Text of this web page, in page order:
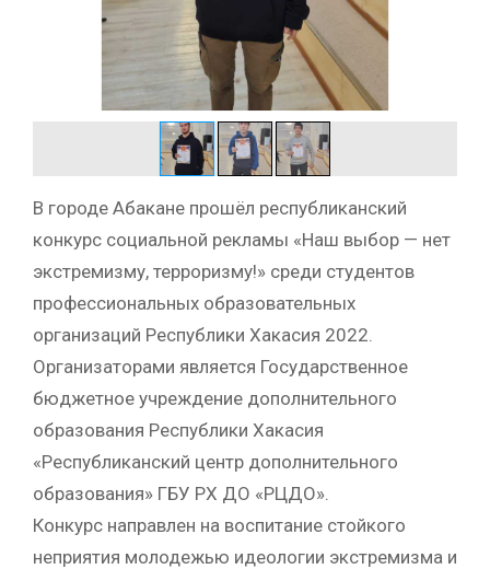
В городе Абакане прошёл республиканский
конкурс социальной рекламы «Наш выбор — нет
экстремизму, терроризму!» среди студентов
профессиональных образовательных
организаций Республики Хакасия 2022.
Организаторами является Государственное
бюджетное учреждение дополнительного
образования Республики Хакасия
«Республиканский центр дополнительного
образования» ГБУ РХ ДО «РЦДО».
Конкурс направлен на воспитание стойкого
неприятия молодежью идеологии экстремизма и